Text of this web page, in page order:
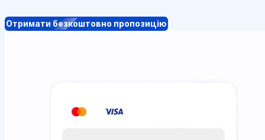
Отримати безкоштовно пропозицію